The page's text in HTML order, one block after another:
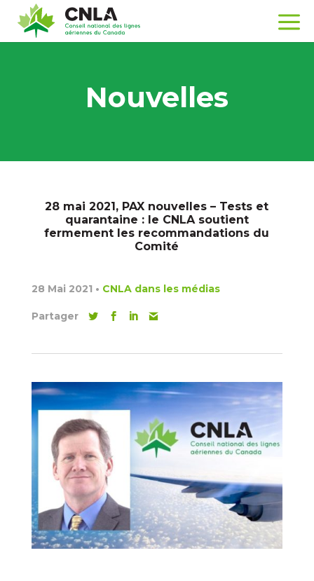
Nouvelles
28 mai 2021, PAX nouvelles – Tests et
quarantaine : le CNLA soutient
fermement les recommandations du
Comité
28 Mai 2021 • CNLA dans les médias
Partager